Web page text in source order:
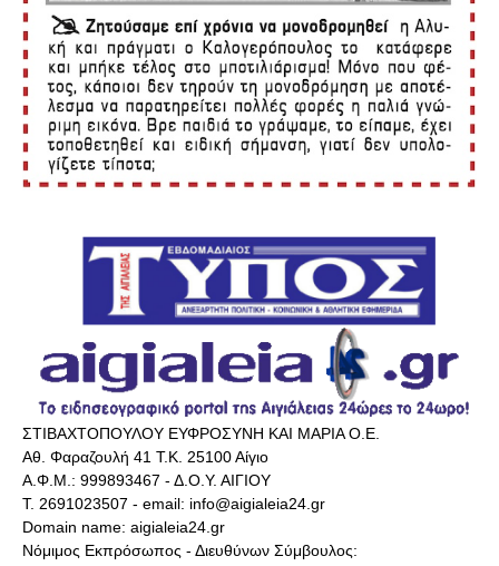
ΣΤΙΒΑΧΤΟΠΟΥΛΟΥ ΕΥΦΡΟΣΥΝΗ ΚΑΙ ΜΑΡΙΑ Ο.Ε.
Αθ. Φαραζουλή 41 Τ.Κ. 25100 Αίγιο
Α.Φ.Μ.: 999893467 - Δ.Ο.Υ. ΑΙΓΙΟΥ
Τ. 2691023507 - email: info@aigialeia24.gr
Domain name: aigialeia24.gr
Νόμιμος Εκπρόσωπος - Διευθύνων Σύμβουλος: